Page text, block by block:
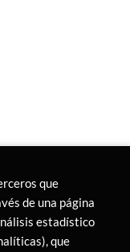
que
de una página
estadístico
que